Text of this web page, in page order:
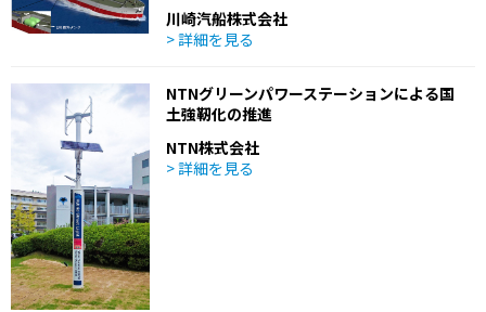
川崎汽船株式会社
> 詳細を見る
NTNグリーンパワーステーションによる国
土強靭化の推進
NTN株式会社
> 詳細を見る